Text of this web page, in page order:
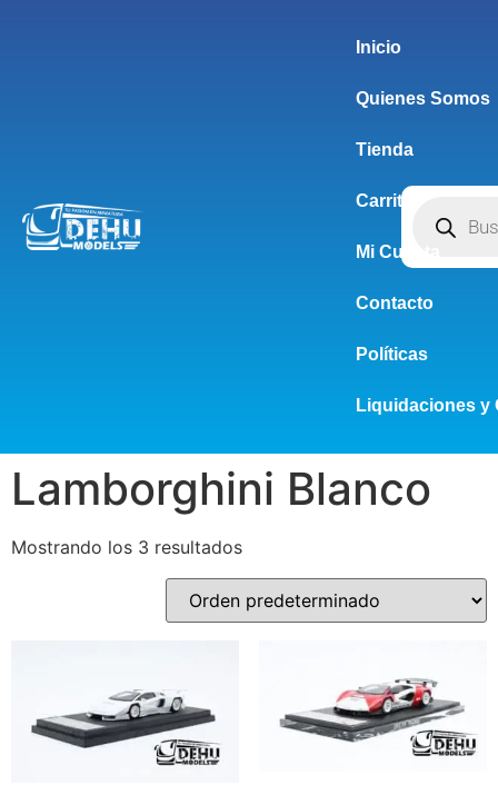
Inicio
Quienes Somos
Tienda
Carrito
Mi Cuenta
Contacto
Políticas
Liquidaciones y
Lamborghini Blanco
Mostrando los 3 resultados